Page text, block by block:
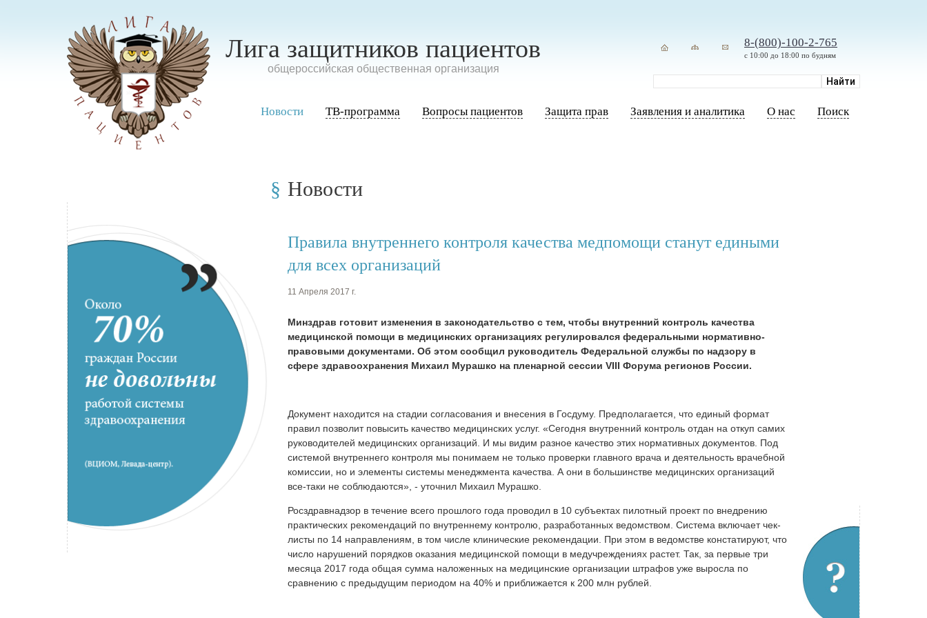
Лига защитников пациентов
oбщероссийская общественная организация
8-(800)-100-2-765
с 10:00 до 18:00 по будням
Новости ТВ-программа Вопросы пациентов Защита прав Заявления и аналитика О нас Поиск
Новости
Правила внутреннего контроля качества медпомощи станут едиными
для всех организаций
11 Апреля 2017 г.
Минздрав готовит изменения в законодательство с тем, чтобы внутренний контроль качества
медицинской помощи в медицинских организациях регулировался федеральными нормативно-
правовыми документами. Об этом сообщил руководитель Федеральной службы по надзору в
сфере здравоохранения Михаил Мурашко на пленарной сессии VIII Форума регионов России.
Документ находится на стадии согласования и внесения в Госдуму. Предполагается, что единый формат
правил позволит повысить качество медицинских услуг. «Сегодня внутренний контроль отдан на откуп самих
руководителей медицинских организаций. И мы видим разное качество этих нормативных документов. Под
системой внутреннего контроля мы понимаем не только проверки главного врача и деятельность врачебной
комиссии, но и элементы системы менеджмента качества. А они в большинстве медицинских организаций
все-таки не соблюдаются», - уточнил Михаил Мурашко.
Росздравнадзор в течение всего прошлого года проводил в 10 субъектах пилотный проект по внедрению
практических рекомендаций по внутреннему контролю, разработанных ведомством. Система включает чек-
листы по 14 направлениям, в том числе клинические рекомендации. При этом в ведомстве констатируют, что
число нарушений порядков оказания медицинской помощи в медучреждениях растет. Так, за первые три
месяца 2017 года общая сумма наложенных на медицинские организации штрафов уже выросла по
сравнению с предыдущим периодом на 40% и приближается к 200 млн рублей.